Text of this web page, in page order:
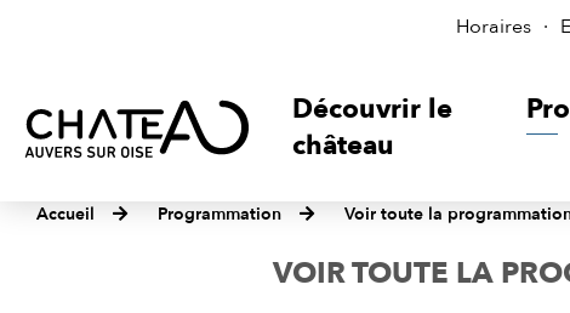
Horaires
Découvrir le
château
Accueil Programmation Voir toute la
VOIR TOUTE LA